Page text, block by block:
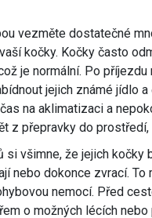
vezměte dostatečné
kočky. Kočky často
je normální. Po příjezdu
jejich známé jídlo a
na aklimatizaci a
z přepravky do prostředí,
si všimne, že jejich kočky
nebo dokonce zvrací. To
nemocí. Před
o možných lécích